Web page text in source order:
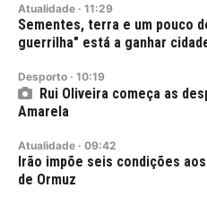
Atualidade · 11:29
Sementes, terra e um pouco
guerrilha" está a ganhar
Desporto · 10:19
Rui Oliveira começa as
Amarela
Atualidade · 09:42
Irão impõe seis condições
de Ormuz